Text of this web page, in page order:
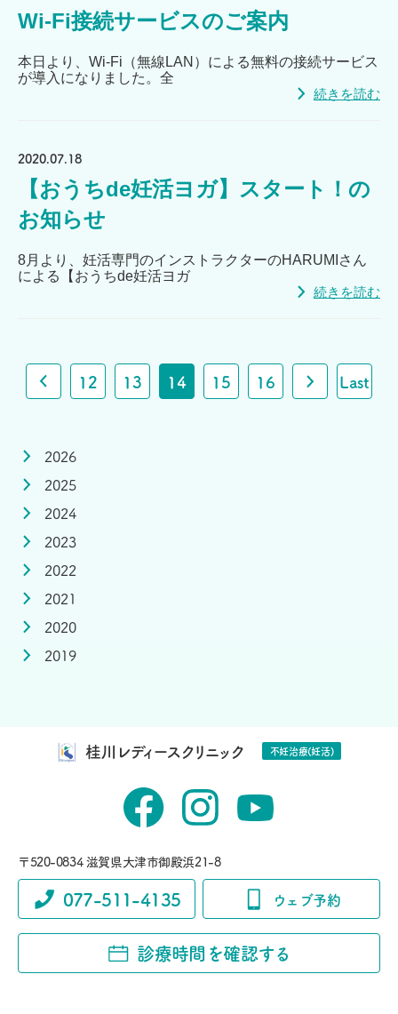
Wi-Fi接続サービスのご案内
本日より、Wi-Fi（無線LAN）による無料の接続サービス
が導入になりました。全
続きを読む
2020.07.18
【おうちde妊活ヨガ】スタート！の
お知らせ
8月より、妊活専門のインストラクターのHARUMIさん
による【おうちde妊活ヨガ
続きを読む
12 13 14 15 16 Last
2026
2025
2024
2023
2022
2021
2020
2019
桂川レディースクリニック 不妊治療(妊活)
〒520-0834 滋賀県大津市御殿浜21-8
077-511-4135 ウェブ予約
診療時間を確認する